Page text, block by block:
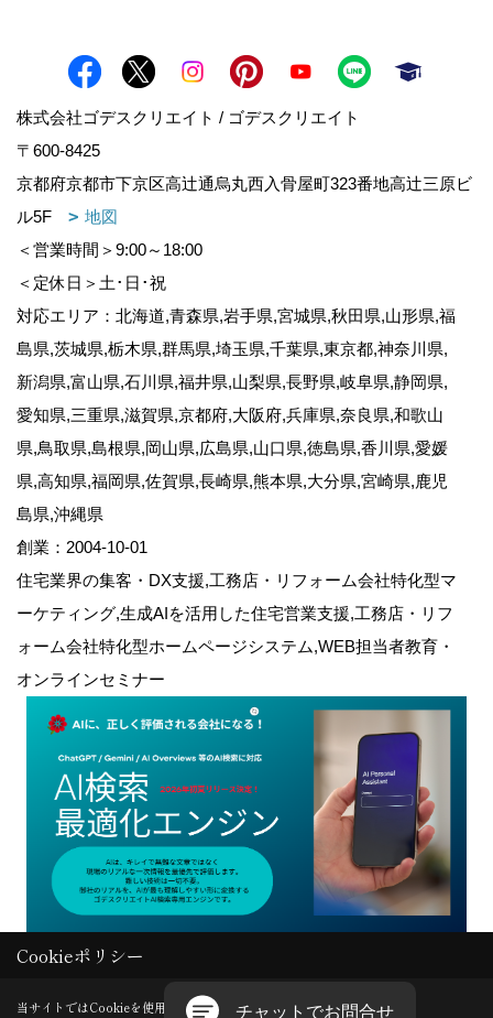
株式会社ゴデスクリエイト / ゴデスクリエイト
〒600-8425
京都府京都市下京区高辻通烏丸西入骨屋町323番地高辻三原ビ
ル5F
地図
＜営業時間＞9:00～18:00
＜定休日＞土･日･祝
対応エリア：北海道,青森県,岩手県,宮城県,秋田県,山形県,福
島県,茨城県,栃木県,群馬県,埼玉県,千葉県,東京都,神奈川県,
新潟県,富山県,石川県,福井県,山梨県,長野県,岐阜県,静岡県,
愛知県,三重県,滋賀県,京都府,大阪府,兵庫県,奈良県,和歌山
県,鳥取県,島根県,岡山県,広島県,山口県,徳島県,香川県,愛媛
県,高知県,福岡県,佐賀県,長崎県,熊本県,大分県,宮崎県,鹿児
島県,沖縄県
創業：2004-10-01
住宅業界の集客・DX支援,工務店・リフォーム会社特化型マ
ーケティング,生成AIを活用した住宅営業支援,工務店・リフ
ォーム会社特化型ホームページシステム,WEB担当者教育・
オンラインセミナー
Copyright (c) GODDESS CREATE. All Rights Reserved.
Cookieポリシー
当サイトではCookieを使用します。